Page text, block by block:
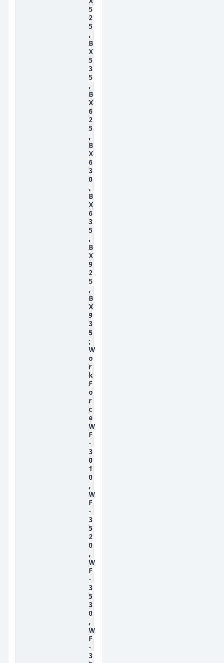
5
2
5
,
B
X
5
3
5
,
B
X
6
2
5
,
B
X
6
3
0
,
B
X
6
3
5
,
B
X
9
2
5
,
B
X
9
3
5
;
W
o
r
k
F
o
r
c
e
W
F
-
3
0
1
0
,
W
F
-
3
5
2
0
,
W
F
-
3
5
3
0
,
W
F
-
3